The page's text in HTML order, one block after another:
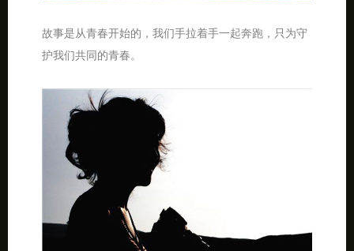
故事是从青春开始的，我们手拉着手一起奔跑，只为守
护我们共同的青春。